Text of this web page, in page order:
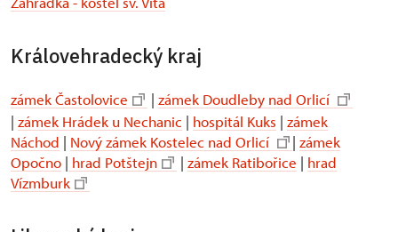
Královehradecký kraj
zámek Častolovice | zámek Doudleby nad Orlicí
| zámek Hrádek u Nechanic | hospitál Kuks | zámek
Náchod | Nový zámek Kostelec nad Orlicí | zámek
Opočno | hrad Potštejn | zámek Ratibořice | hrad
Vízmburk